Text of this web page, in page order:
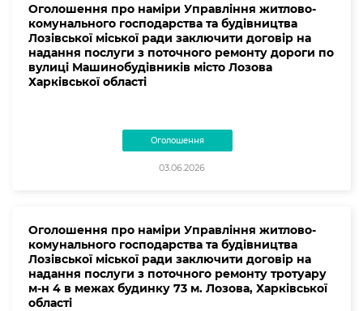
Оголошення про наміри Управління житлово-
комунального господарства та будівництва
Лозівської міської ради заключити договір на
надання послуги з поточного ремонту дороги по
вулиці Машинобудівників місто Лозова
Харківської області
Оголошення
03.06.2026
Оголошення про наміри Управління житлово-
комунального господарства та будівництва
Лозівської міської ради заключити договір на
надання послуги з поточного ремонту тротуару
м-н 4 в межах будинку 73 м. Лозова, Харківської
області